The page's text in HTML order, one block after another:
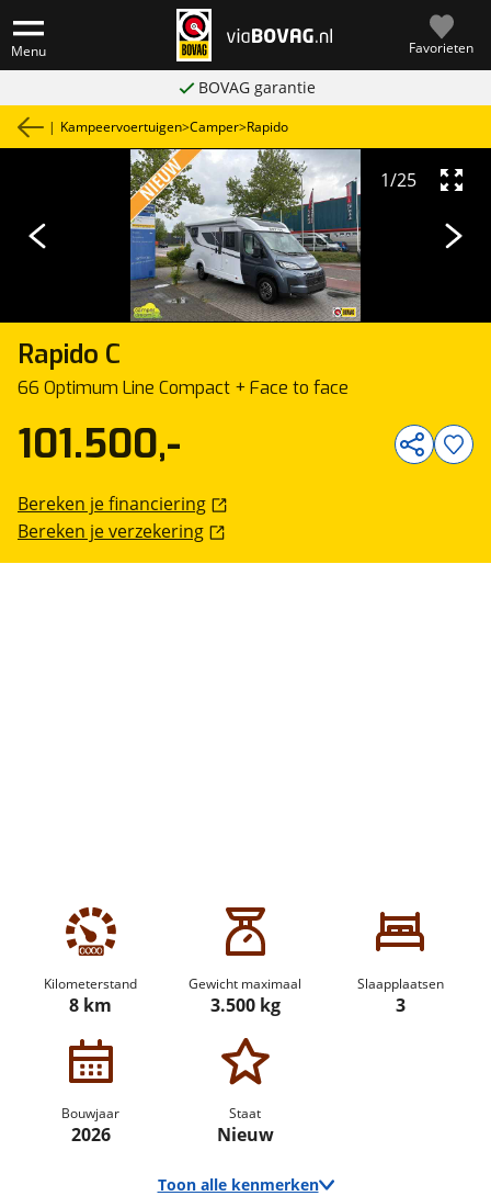
Menu Favorieten
BOVAG garantie
| Kampeervoertuigen>Camper>Rapido
Rapido C
66 Optimum Line Compact + Face to face
1/25
Kilometerstand
8 km
Gewicht maximaal
3.500 kg
Slaapplaatsen
3
Bouwjaar
2026
Staat
Nieuw
Toon alle kenmerken
101.500,-
Bereken je financiering
Bereken je verzekering